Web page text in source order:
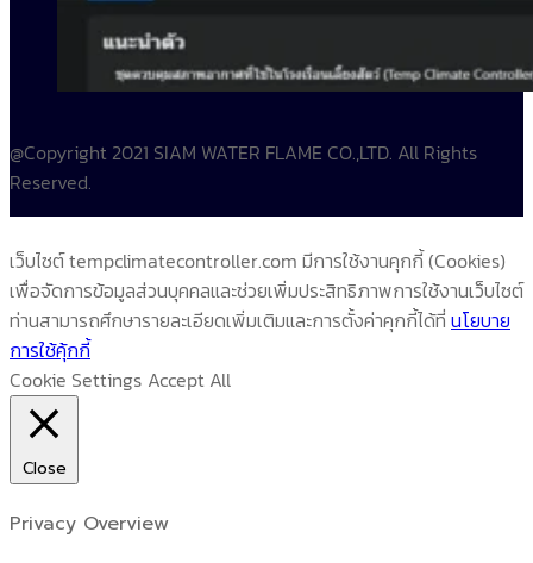
@Copyright 2021 SIAM WATER FLAME CO.,LTD. All Rights
Reserved.
เว็บไซต์ tempclimatecontroller.com มีการใช้งานคุกกี้ (Cookies)
เพื่อจัดการข้อมูลส่วนบุคคลและช่วยเพิ่มประสิทธิภาพการใช้งานเว็บไซต์
ท่านสามารถศึกษารายละเอียดเพิ่มเติมและการตั้งค่าคุกกี้ได้ที่ นโยบาย
การใช้คุ้กกี้
Cookie Settings Accept All
Close
Privacy Overview